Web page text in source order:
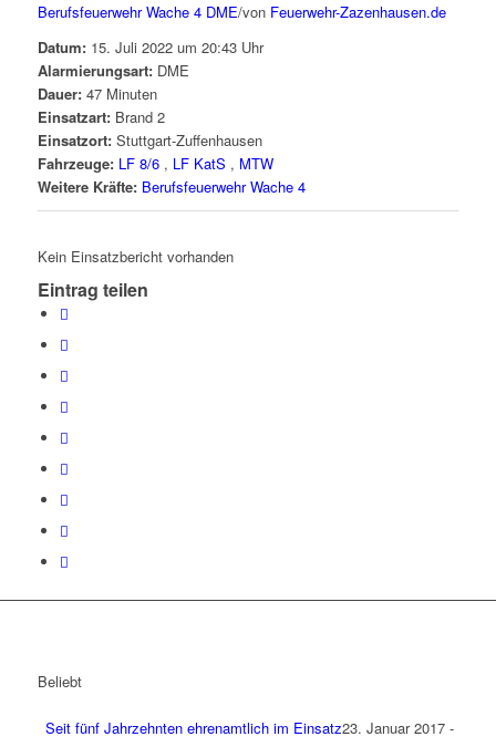
Berufsfeuerwehr Wache 4 DME/von Feuerwehr-Zazenhausen.de
Datum:15. Juli 2022 um 20:43 Uhr
Alarmierungsart:DME
Dauer:47 Minuten
Einsatzart:Brand 2
Einsatzort:Stuttgart-Zuffenhausen
Fahrzeuge: LF 8/6 , LF KatS , MTW
Weitere Kräfte: Berufsfeuerwehr Wache 4
Kein Einsatzbericht vorhanden
Eintrag teilen
Beliebt
Seit fünf Jahrzehnten ehrenamtlich im Einsatz23. Januar 2017 -